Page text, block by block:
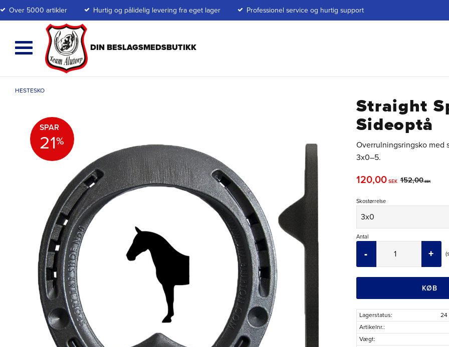
Over 5000 artikler Hurtig og pålidelig levering fra eget lager Professionel service og hurtig support
HESTESKO
Straight
Sideoptå
Overrulningsringsko med
3x0–5.
SPAR
21%
Nedsat pris:
120,00SEK Original pris:
152,00SEK
Skostørrelse
Antal
+
-
KØB
Lagerstatus
24
Artikelnr.
Vægt